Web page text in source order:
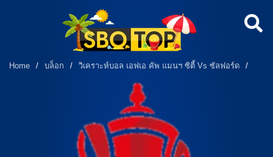
Home / บล็อก / วิเคราะห์บอล เอฟเอ คัพ แมนฯ ซิตี้ Vs ซัลฟอร์ด /